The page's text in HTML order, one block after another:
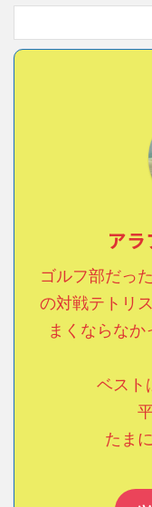
ア
ゴルフ部だっ
の対戦テトリ
まくならなか
ベスト
たま